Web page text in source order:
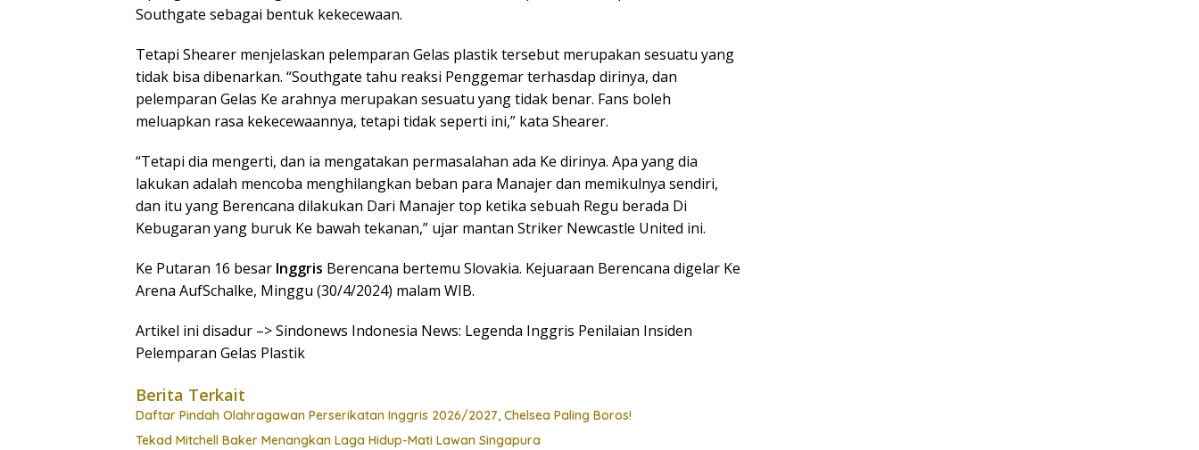
Southgate sebagai bentuk kekecewaan.
Tetapi Shearer menjelaskan pelemparan Gelas plastik tersebut merupakan sesuatu yang
tidak bisa dibenarkan. “Southgate tahu reaksi Penggemar terhasdap dirinya, dan
pelemparan Gelas Ke arahnya merupakan sesuatu yang tidak benar. Fans boleh
meluapkan rasa kekecewaannya, tetapi tidak seperti ini,” kata Shearer.
“Tetapi dia mengerti, dan ia mengatakan permasalahan ada Ke dirinya. Apa yang dia
lakukan adalah mencoba menghilangkan beban para Manajer dan memikulnya sendiri,
dan itu yang Berencana dilakukan Dari Manajer top ketika sebuah Regu berada Di
Kebugaran yang buruk Ke bawah tekanan,” ujar mantan Striker Newcastle United ini.
Ke Putaran 16 besar Inggris Berencana bertemu Slovakia. Kejuaraan Berencana digelar Ke
Arena AufSchalke, Minggu (30/4/2024) malam WIB.
Artikel ini disadur –> Sindonews Indonesia News: Legenda Inggris Penilaian Insiden
Pelemparan Gelas Plastik
Berita Terkait
Daftar Pindah Olahragawan Perserikatan Inggris 2026/2027, Chelsea Paling Boros!
Tekad Mitchell Baker Menangkan Laga Hidup-Mati Lawan Singapura